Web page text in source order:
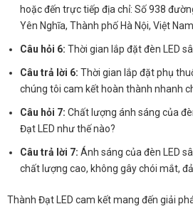
hoặc đến trực tiếp địa chỉ: Số 938
Yên Nghĩa, Thành phố Hà Nội, Việt Nam.
Câu hỏi 6: Thời gian lắp đặt đèn LED
Câu trả lời 6: Thời gian lắp đặt phụ
chúng tôi cam kết hoàn thành nhanh
Câu hỏi 7: Chất lượng ánh sáng của
Đạt LED như thế nào?
Câu trả lời 7: Ánh sáng của đèn LED
chất lượng cao, không gây chói mắt,
Thành Đạt LED cam kết mang đến giải